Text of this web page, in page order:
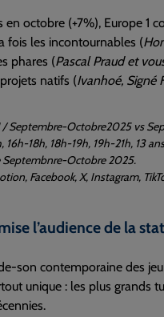
en octobre (+7%), Europe
fois les incontournables (
phares (Pascal Praud et
natifs (Ivanhoé, Signé
/ Septembre-Octobre2025 vs
18h, 18h-19h, 19h-21h, 13
Septembnre-Octobre 2025.
Facebook, X, Instagram,
l’audience de la
son contemporaine des
unique : les plus grands